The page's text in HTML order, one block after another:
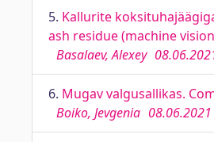
5. Kallurite
ash residue (machine
Basalaev, Alexey
6. Mugav valgusallikas.
Boiko, Jevgenia 08.06.2021